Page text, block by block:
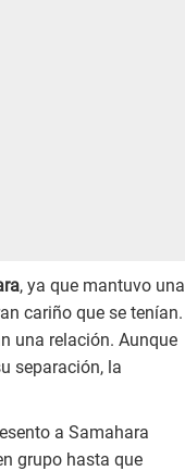
, ya que mantuvo una
cariño que se tenían.
una relación. Aunque
separación, la
a Samahara
grupo hasta que